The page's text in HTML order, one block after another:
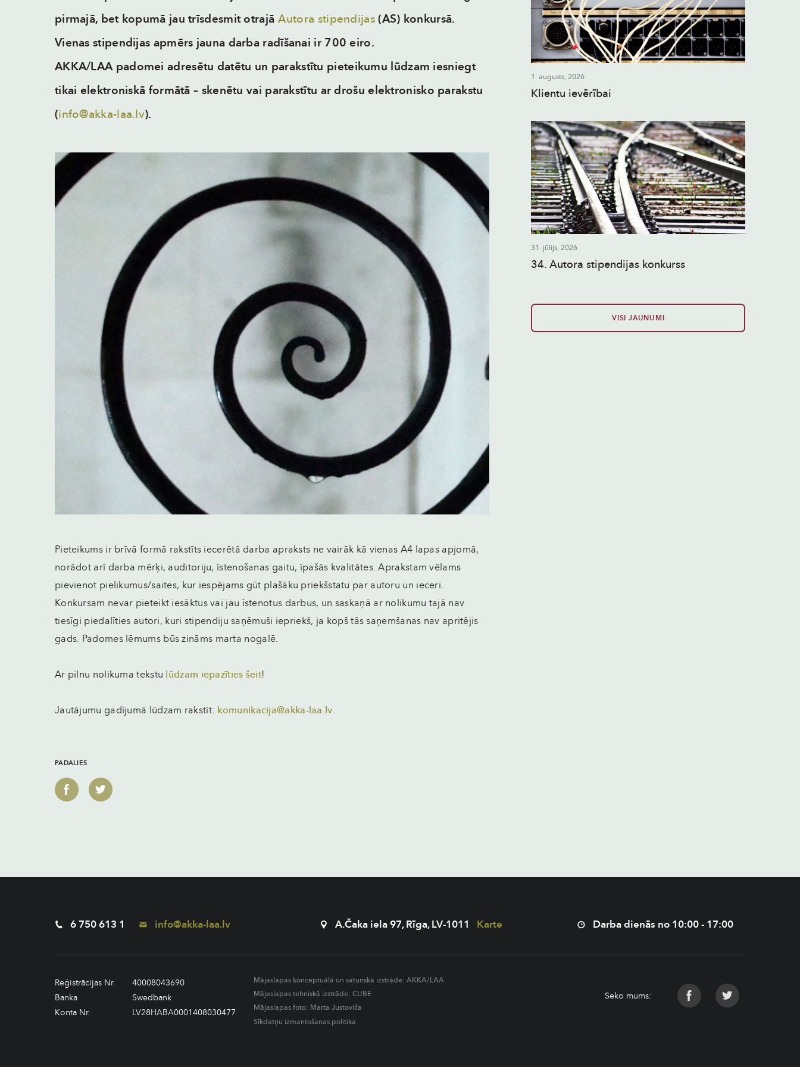
pirmajā, bet kopumā jau trīsdesmit otrajā Autora stipendijas(AS) konkursā.
Vienas stipendijas apmērs jauna darba radīšanai ir 700 eiro.
AKKA/LAA padomei adresētu datētu un parakstītu pieteikumu lūdzam iesniegt
tikai elektroniskā formātā – skenētu vai parakstītu ar drošu elektronisko parakstu
(info@akka-laa.lv).
Pieteikums ir brīvā formā rakstīts iecerētā darba apraksts ne vairāk kā vienas A4 lapas apjomā,
norādot arī darba mērķi, auditoriju, īstenošanas gaitu, īpašās kvalitātes. Aprakstam vēlams
pievienot pielikumus/saites, kur iespējams gūt plašāku priekšstatu par autoru un ieceri.
Konkursam nevar pieteikt iesāktus vai jau īstenotus darbus, un saskaņā ar nolikumu tajā nav
tiesīgi piedalīties autori, kuri stipendiju saņēmuši iepriekš, ja kopš tās saņemšanas nav apritējis
gads. Padomes lēmums būs zināms marta nogalē.
Ar pilnu nolikuma tekstu lūdzam iepazīties šeit!
Jautājumu gadījumā lūdzam rakstīt: komunikacija@akka-laa.lv.
PADALIES
1. augusts, 2026
Klientu ievērībai
31. jūlijs, 2026
34. Autora stipendijas konkurss
VISI JAUNUMI
6 750 613 1 info@akka-laa.lv A.Čaka iela 97, Rīga, LV-1011 Karte Darba dienās no 10:00 - 17:00
Reģistrācijas Nr.
40008043690
Banka
Swedbank
Konta Nr.
LV28HABA0001408030477
Seko mums:
Mājaslapas konceptuālā un saturiskā izstrāde: AKKA/LAA
Mājaslapas tehniskā izstrāde: CUBE
Mājaslapas foto: Marta Justoviča
Sīkdatņu izmantošanas politika